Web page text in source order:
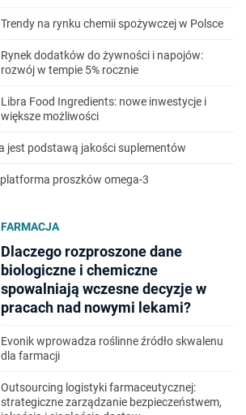
Trendy na rynku chemii spożywczej w Polsce
Rynek dodatków do żywności i napojów:
rozwój w tempie 5% rocznie
Libra Food Ingredients: nowe inwestycje i
większe możliwości
jest podstawą jakości suplementów
proszków omega-3
FARMACJA
Dlaczego rozproszone dane
biologiczne i chemiczne
spowalniają wczesne decyzje w
pracach nad nowymi lekami?
Evonik wprowadza roślinne źródło skwalenu
dla farmacji
Outsourcing logistyki farmaceutycznej:
strategiczne zarządzanie bezpieczeństwem,